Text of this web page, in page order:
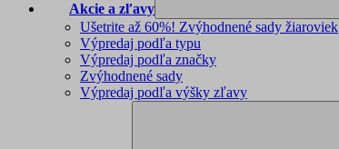
Akcie a zľavy
Ušetrite až 60%! Zvýhodnené sady žiaroviek
Výpredaj podľa typu
Výpredaj podľa značky
Zvýhodnené sady
Výpredaj podľa výšky zľavy